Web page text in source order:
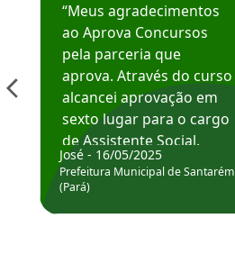
“Meus agradecimentos
ao Aprova Concursos
pela parceria que
aprova. Através do curso
alcancei aprovação em
sexto lugar para o cargo
de Assistente Social.
Hoje estou atuando na
Prefeitura de Santarém.
José - 16/05/2025
Prefeitura Municipal de Santarém
(Pará)